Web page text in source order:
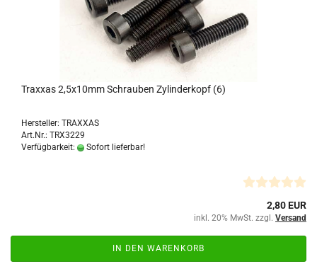
Traxxas 2,5x10mm Schrauben Zylinderkopf (6)
Hersteller: TRAXXAS
Art.Nr.: TRX3229
Verfügbarkeit:
Sofort lieferbar!
2,80 EUR
inkl. 20% MwSt. zzgl. Versand
IN DEN WARENKORB